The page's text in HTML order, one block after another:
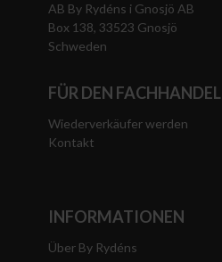
AB By Rydéns i Gnosjö AB
Box 138, 33523 Gnosjö
Schweden
FÜR DEN FACHHANDEL
Wiederverkäufer werden
Kontakt
INFORMATIONEN
Über By Rydéns